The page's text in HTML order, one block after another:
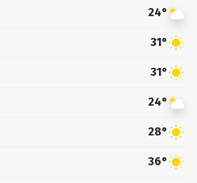
24°
31°
31°
24°
28°
36°